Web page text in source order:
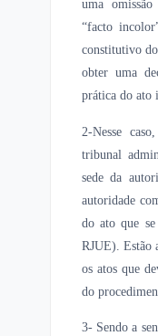
uma
“facto
constitutivo
obter uma
prática do ato
2-Nesse
tribunal
sede da
autoridade
do ato que
RJUE). Estão
os atos que
do
3- Sendo a